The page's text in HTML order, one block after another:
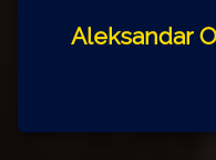
Aleksandar